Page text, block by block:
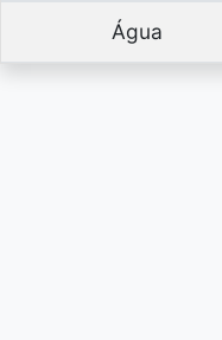
Água